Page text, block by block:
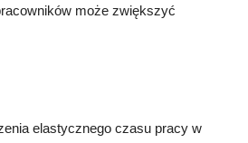
może zwiększyć
elastycznego czasu pracy w